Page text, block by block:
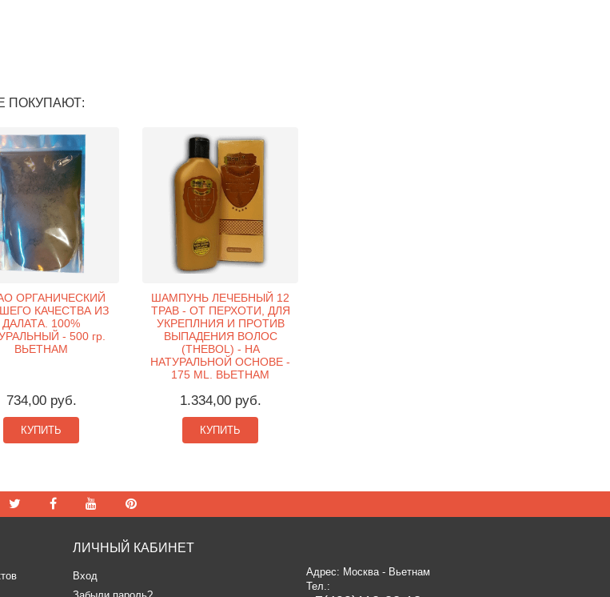
ПОКУПАЮТ:
ОРГАНИЧЕСКИЙ
КАЧЕСТВА ИЗ
ДАЛАТА. 100%
- 500 гр.
ВЬЕТНАМ
734,00 руб.
КУПИТЬ
ШАМПУНЬ ЛЕЧЕБНЫЙ 12
ТРАВ - ОТ ПЕРХОТИ, ДЛЯ
УКРЕПЛНИЯ И ПРОТИВ
ВЫПАДЕНИЯ ВОЛОС
(THEBOL) - НА
НАТУРАЛЬНОЙ ОСНОВЕ -
175 ML. ВЬЕТНАМ
1.334,00 руб.
КУПИТЬ
ЛИЧНЫЙ КАБИНЕТ
Вход
Адрес: Москва - Вьетнам
Тел.: